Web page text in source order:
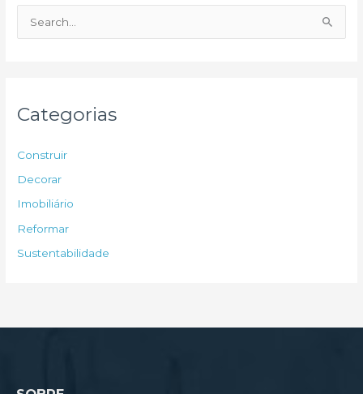
e
p
o
r
Categorias
Construir
Decorar
Imobiliário
Reformar
Sustentabilidade